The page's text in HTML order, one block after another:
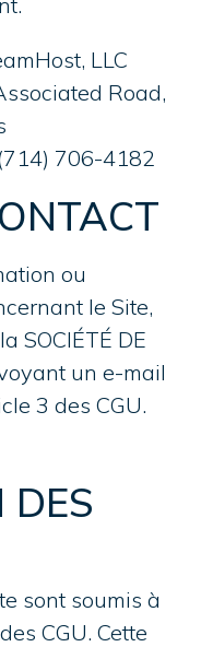
LLC
Road,
706-4182
ou
le Site,
SOCIÉTÉ DE
un e-mail
3 des CGU.
DES
sont soumis à
CGU. Cette